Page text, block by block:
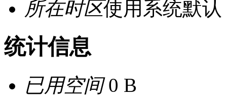
所在时区使用系统默认
统计信息
已用空间0 B